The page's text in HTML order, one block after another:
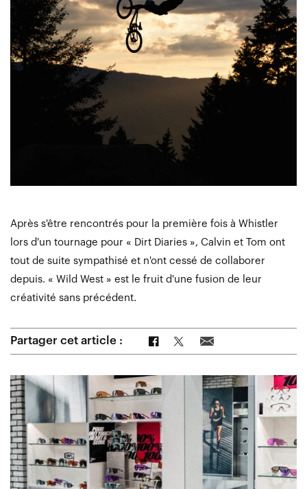
Après s'être rencontrés pour la première fois à Whistler
lors d'un tournage pour « Dirt Diaries », Calvin et Tom ont
tout de suite sympathisé et n'ont cessé de collaborer
depuis. « Wild West » est le fruit d'une fusion de leur
créativité sans précédent.
Partager cet article : Partager sur Facebook
Partager sur TwitterPartager par e-mail